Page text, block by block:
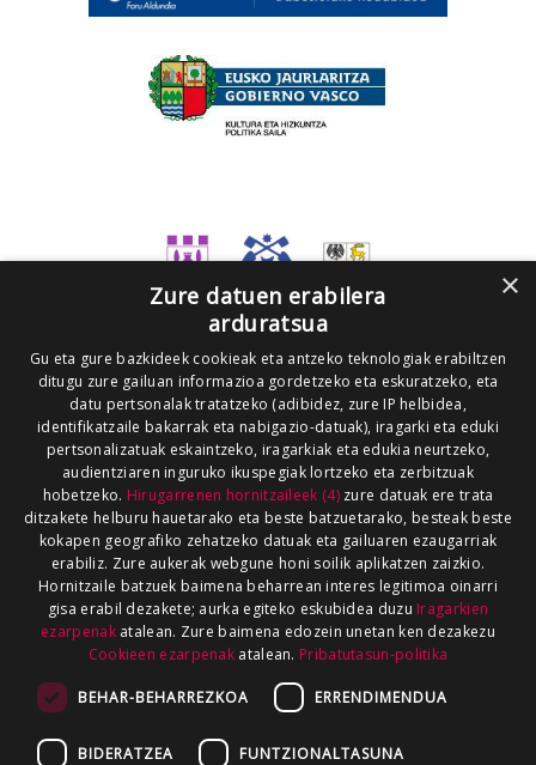
×
Zure datuen erabilera
arduratsua
Gu eta gure bazkideek cookieak eta antzeko teknologiak erabiltzen
ditugu zure gailuan informazioa gordetzeko eta eskuratzeko, eta
datu pertsonalak tratatzeko (adibidez, zure IP helbidea,
identifikatzaile bakarrak eta nabigazio-datuak), iragarki eta eduki
pertsonalizatuak eskaintzeko, iragarkiak eta edukia neurtzeko,
audientziaren inguruko ikuspegiak lortzeko eta zerbitzuak
hobetzeko. Hirugarrenen hornitzaileek (4)zure datuak ere trata
ditzakete helburu hauetarako eta beste batzuetarako, besteak beste
kokapen geografiko zehatzeko datuak eta gailuaren ezaugarriak
erabiliz. Zure aukerak webgune honi soilik aplikatzen zaizkio.
Hornitzaile batzuek baimena beharrean interes legitimoa oinarri
gisa erabil dezakete; aurka egiteko eskubidea duzu Iragarkien
ezarpenakatalean. Zure baimena edozein unetan ken dezakezu
Cookieen ezarpenak atalean. Pribatutasun-politika
BEHAR-BEHARREZKOA ERRENDIMENDUA
BIDERATZEA FUNTZIONALTASUNA